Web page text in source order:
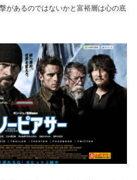
があるのではないかと富裕層は心の底